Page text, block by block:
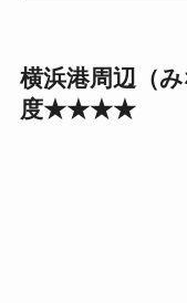
横浜港周辺（
度★★★★